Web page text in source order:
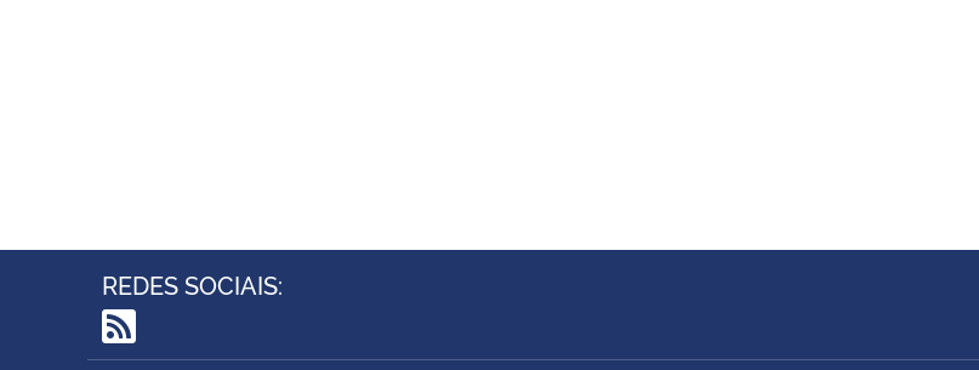
REDES SOCIAIS: